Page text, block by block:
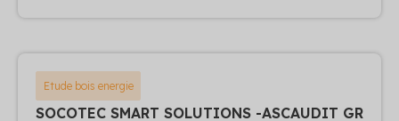
Etude bois energie
SOCOTEC SMART SOLUTIONS -ASCAUDIT GR